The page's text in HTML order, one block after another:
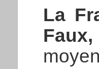
La
Faux,